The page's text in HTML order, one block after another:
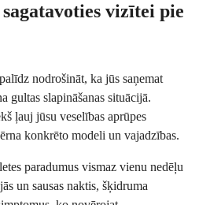
vizītei pie
nodrošināt, ka jūs saņemat
gultas slapināšanas situācijā.
ļauj jūsu veselības aprūpes
konkrēto modeli un vajadzības.
paradumus vismaz vienu nedēļu
un sausas naktis, šķidruma